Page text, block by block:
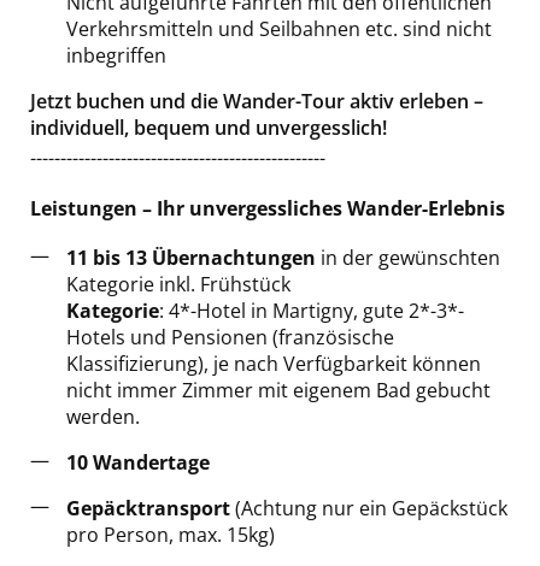
Verkehrsmitteln und Seilbahnen etc. sind nicht
inbegriffen
Jetzt buchen und die Wander-Tour aktiv erleben –
individuell, bequem und unvergesslich!
-------------------------------------------------
Leistungen – Ihr unvergessliches Wander-Erlebnis
11 bis 13 Übernachtungen in der gewünschten
Kategorie inkl. Frühstück
Kategorie: 4*-Hotel in Martigny, gute 2*-3*-
Hotels und Pensionen (französische
Klassifizierung), je nach Verfügbarkeit können
nicht immer Zimmer mit eigenem Bad gebucht
werden.
10 Wandertage
Gepäcktransport(Achtung nur ein Gepäckstück
pro Person, max. 15kg)